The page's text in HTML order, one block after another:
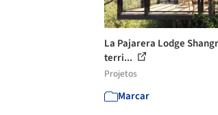
La Pajarera Lodge
terri...
Projetos
Marcar